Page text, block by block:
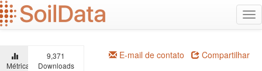
Ir
para
o
principal
Métricas
9,371
Downloads
E-mail de contato Compartilhar